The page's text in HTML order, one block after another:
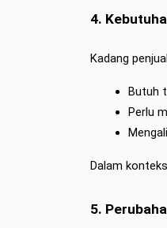
4.
Kadang
Butuh
Perlu
Dalam
5.